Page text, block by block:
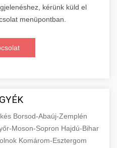
kérünk küld el
menüpontban.
Borsod-Abaúj-Zemplén
Moson-Sopron Hajdú-Bihar
Komárom-Esztergom